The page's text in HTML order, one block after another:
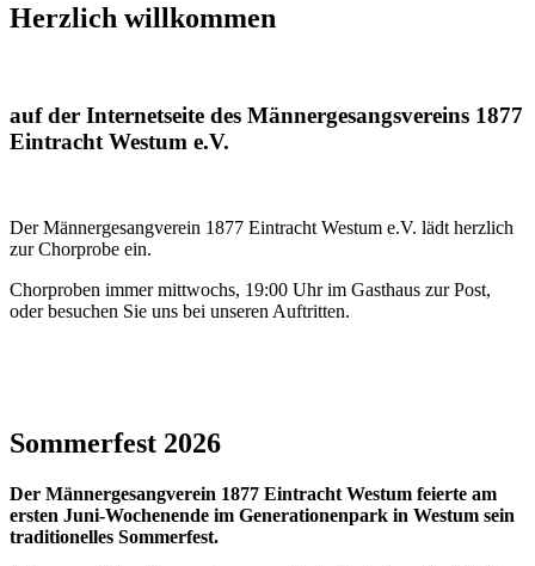
Herzlich willkommen
auf der Internetseite des Männergesangsvereins 1877
Eintracht Westum e.V.
Der Männergesangverein 1877 Eintracht Westum e.V. lädt herzlich
zur Chorprobe ein.
Chorproben immer mittwochs, 19:00 Uhr im Gasthaus zur Post,
oder besuchen Sie uns bei unseren Auftritten.
Sommerfest 2026
Der Männergesangverein 1877 Eintracht Westum feierte am
ersten Juni-Wochenende im Generationenpark in Westum sein
traditionelles Sommerfest.